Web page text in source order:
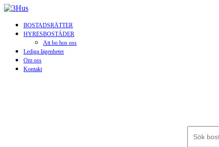
BOSTADSRÄTTER
HYRESBOSTÄDER
Att bo hos oss
Lediga lägenheter
Om oss
Kontakt